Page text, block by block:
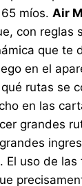
65 míos.Air
con reglas
que te
en el
rutas se
en las
grandes
El uso de las